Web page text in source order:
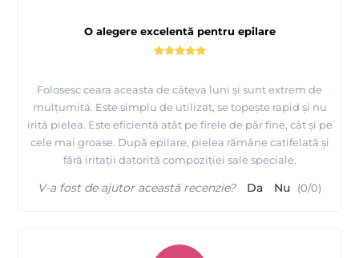
O alegere excelentă pentru epilare
Folosesc ceara aceasta de câteva luni și sunt extrem de
mulțumită. Este simplu de utilizat, se topește rapid și nu
irită pielea. Este eficientă atât pe firele de păr fine, cât și pe
cele mai groase. După epilare, pielea rămâne catifelată și
fără iritații datorită compoziției sale speciale.
V-a fost de ajutor această recenzie? Da Nu (0/0)